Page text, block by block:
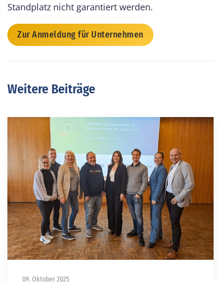
Standplatz nicht garantiert werden.
Zur Anmeldung für Unternehmen
Weitere Beiträge
09. Oktober 2025